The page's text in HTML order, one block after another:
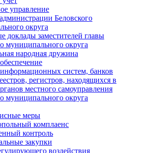
управление
Беловского
округа
доклады заместителей главы
муниципального округа
народная дружина
систем, банков
регистров, находящихся в
местного самоуправления
муниципального округа
меры
комплаенс
контроль
закупки
воздействия